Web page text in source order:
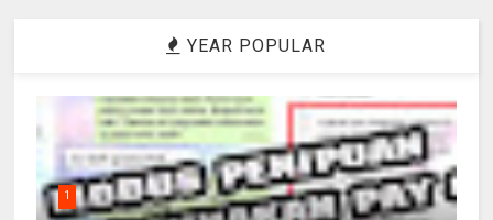
YEAR POPULAR
1